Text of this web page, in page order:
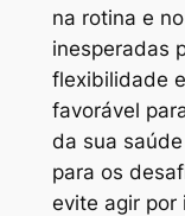
na rotina e
inesperadas
flexibilidade
favorável
da sua
para os
evite agir por